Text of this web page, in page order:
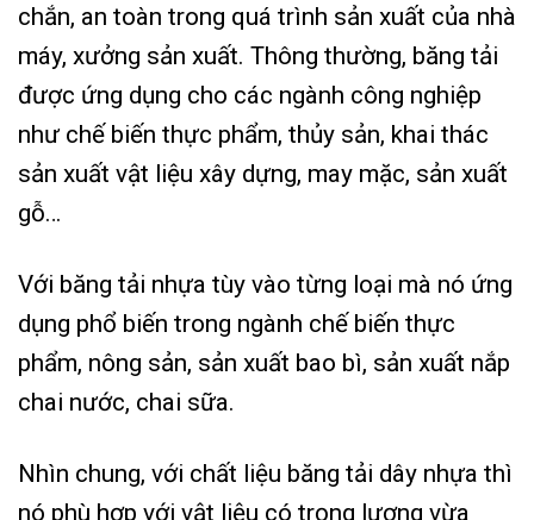
chắn, an toàn trong quá trình sản xuất của nhà
máy, xưởng sản xuất. Thông thường, băng tải
được ứng dụng cho các ngành công nghiệp
như chế biến thực phẩm, thủy sản, khai thác
sản xuất vật liệu xây dựng, may mặc, sản xuất
gỗ…
Với băng tải nhựa tùy vào từng loại mà nó ứng
dụng phổ biến trong ngành chế biến thực
phẩm, nông sản, sản xuất bao bì, sản xuất nắp
chai nước, chai sữa.
Nhìn chung, với chất liệu băng tải dây nhựa thì
nó phù hợp với vật liệu có trọng lượng vừa